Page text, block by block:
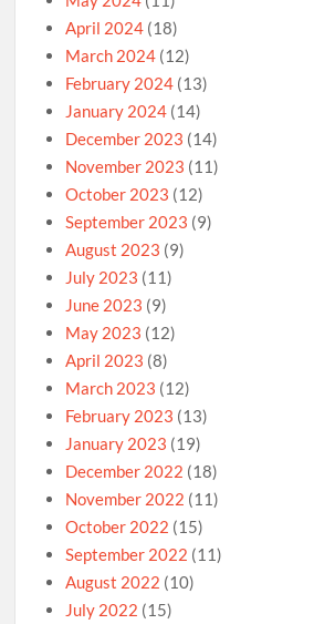
April 2024 (18)
March 2024 (12)
February 2024 (13)
January 2024 (14)
December 2023 (14)
November 2023 (11)
October 2023 (12)
September 2023 (9)
August 2023 (9)
July 2023 (11)
June 2023 (9)
May 2023 (12)
April 2023 (8)
March 2023 (12)
February 2023 (13)
January 2023 (19)
December 2022 (18)
November 2022 (11)
October 2022 (15)
September 2022 (11)
August 2022 (10)
July 2022 (15)